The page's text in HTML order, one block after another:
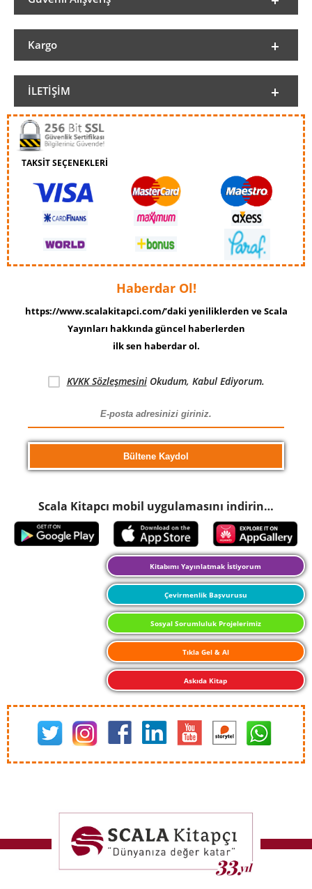
Kargo
İLETIŞIM
TAKSİT SEÇENEKLERİ
Haberdar Ol!
https://www.scalakitapci.com/’daki yeniliklerden ve Scala
Yayınları hakkında güncel haberlerden
ilk sen haberdar ol.
KVKK SözleşmesiniOkudum, Kabul Ediyorum.
Scala Kitapcı mobil uygulamasını indirin…
Kitabımı Yayınlatmak İstiyorum
Çevirmenlik Başvurusu
Sosyal Sorumluluk Projelerimiz
Tıkla Gel & Al
Askıda Kitap